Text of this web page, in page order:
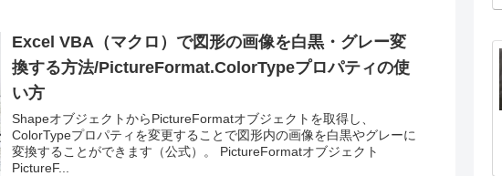
Excel VBA（マクロ）で図形の画像を白黒・グレー変
換する方法/PictureFormat.ColorTypeプロパティの使
い方
ShapeオブジェクトからPictureFormatオブジェクトを取得し、
ColorTypeプロパティを変更することで図形内の画像を白黒やグレーに
変換することができます（公式）。 PictureFormatオブジェクト
PictureF...